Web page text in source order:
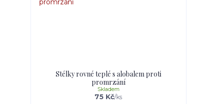
Stélky rovné teplé s alobalem proti
promrzání
75 Kč/ks
Skladem